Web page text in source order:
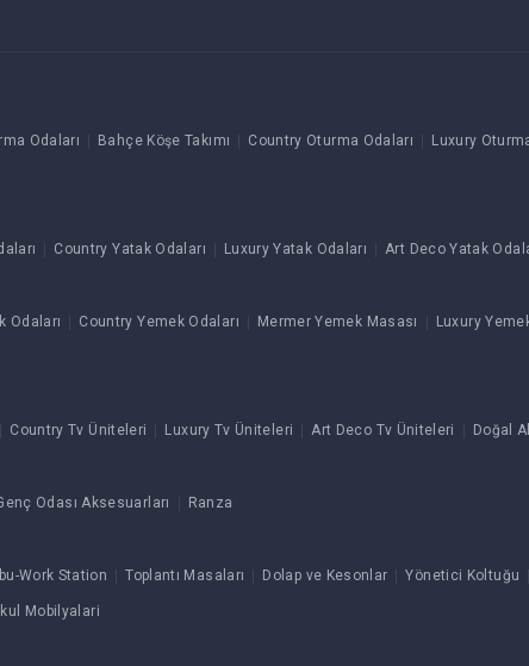
Odaları Bahçe Köşe Takımı Country Oturma Odaları Luxury
Country Yatak Odaları Luxury Yatak Odaları Art Deco Yatak
Odaları Country Yemek Odaları Mermer Yemek Masası Luxury
Country Tv Üniteleri Luxury Tv Üniteleri Art Deco Tv Üniteleri Doğal
Odası Aksesuarları Ranza
Work Station Toplantı Masaları Dolap ve Kesonlar Yönetici Koltuğu
Mobilyalari